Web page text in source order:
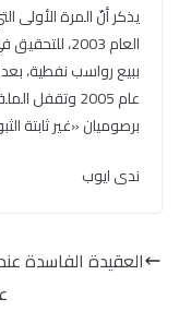
يذكر أنّ المرة الأولى
العام 2003،
ببيع رواسب نفطية،
عام 2005
برصوميان «غير ثابتة
ندى ايوب
العقيدة الفاسدة